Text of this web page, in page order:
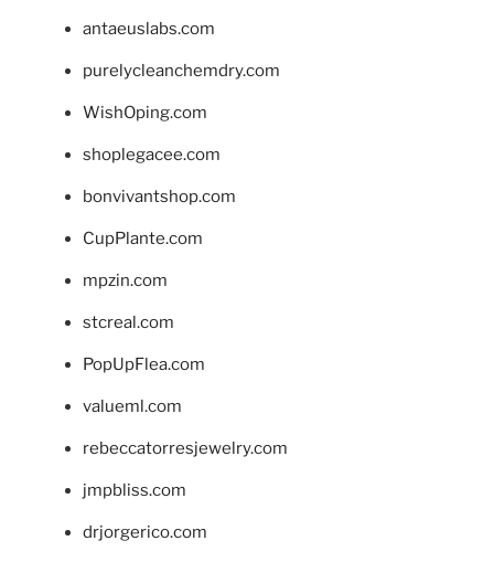
antaeuslabs.com
purelycleanchemdry.com
WishOping.com
shoplegacee.com
bonvivantshop.com
CupPlante.com
mpzin.com
stcreal.com
PopUpFlea.com
valueml.com
rebeccatorresjewelry.com
jmpbliss.com
drjorgerico.com